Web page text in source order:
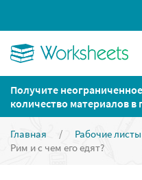
Получите неограниченное
количество материалов в
Главная / Рабочие листы
Рим и с чем его едят?